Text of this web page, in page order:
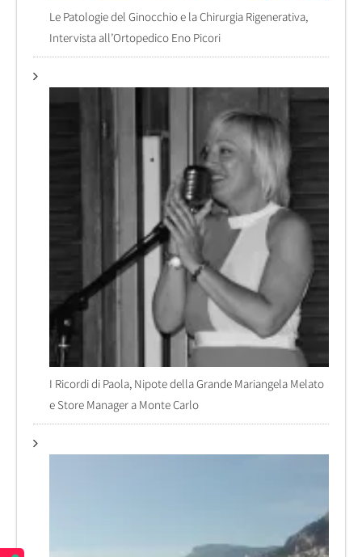
Le Patologie del Ginocchio e la Chirurgia Rigenerativa,
Intervista all’Ortopedico Eno Picori
I Ricordi di Paola, Nipote della Grande Mariangela Melato
e Store Manager a Monte Carlo